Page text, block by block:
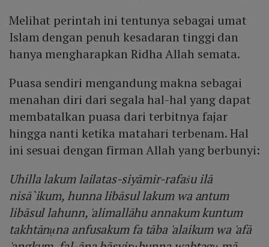
Melihat perintah ini tentunya sebagai umat
Islam dengan penuh kesadaran tinggi dan
hanya mengharapkan Ridha Allah semata.
Puasa sendiri mengandung makna sebagai
menahan diri dari segala hal-hal yang dapat
membatalkan puasa dari terbitnya fajar
hingga nanti ketika matahari terbenam. Hal
ini sesuai dengan firman Allah yang berbunyi:
Uhilla lakum lailatas-siyāmir-rafaṡu ilā
nisā`ikum, hunna libāsul lakum wa antum
libāsul lahunn, 'alimallāhu annakum kuntum
takhtānụna anfusakum fa tāba 'alaikum wa 'afā